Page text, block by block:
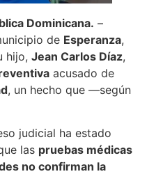
Dominicana. –
de Esperanza,
hijo, Jean Carlos Díaz,
acusado de
, un hecho que —según
judicial ha estado
las pruebas médicas
no confirman la